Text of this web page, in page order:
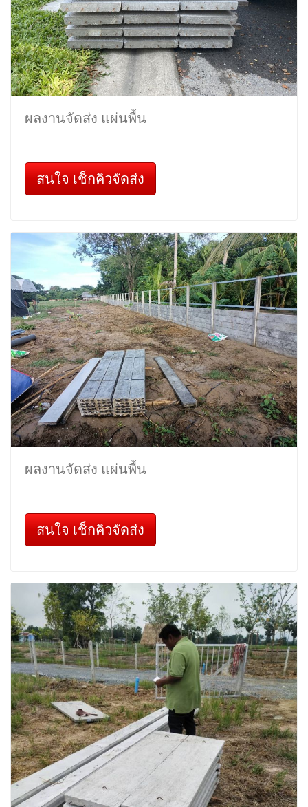
ผลงานจัดส่ง แผ่นพื้น
สนใจ เช็กคิวจัดส่ง
ผลงานจัดส่ง แผ่นพื้น
สนใจ เช็กคิวจัดส่ง